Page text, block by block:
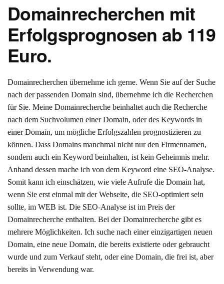
Domainrecherchen mit
Erfolgsprognosen ab 119
Euro.
Domainrecherchen übernehme ich gerne. Wenn Sie auf der Suche
nach der passenden Domain sind, übernehme ich die Recherchen
für Sie. Meine Domainrecherche beinhaltet auch die Recherche
nach dem Suchvolumen einer Domain, oder des Keywords in
einer Domain, um mögliche Erfolgszahlen prognostizieren zu
können. Dass Domains manchmal nicht nur den Firmennamen,
sondern auch ein Keyword beinhalten, ist kein Geheimnis mehr.
Anhand dessen mache ich von dem Keyword eine SEO-Analyse.
Somit kann ich einschätzen, wie viele Aufrufe die Domain hat,
wenn Sie erst einmal mit der Webseite, die SEO-optimiert sein
sollte, im WEB ist. Die SEO-Analyse ist im Preis der
Domainrecherche enthalten. Bei der Domainrecherche gibt es
mehrere Möglichkeiten. Ich suche nach einer einzigartigen neuen
Domain, eine neue Domain, die bereits existierte oder gebraucht
wurde und zum Verkauf steht, oder eine Domain, die frei ist, aber
bereits in Verwendung war.